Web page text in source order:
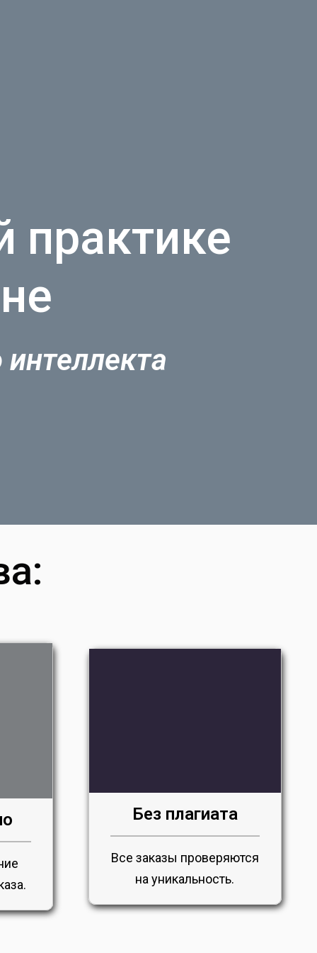
практике
Без плагиата
Все заказы проверяются
на уникальность.